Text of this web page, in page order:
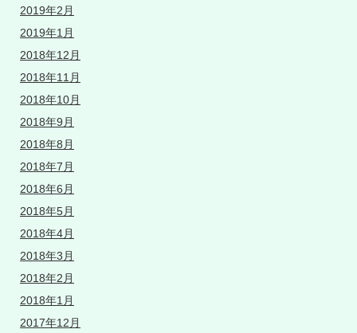
2019年2月
2019年1月
2018年12月
2018年11月
2018年10月
2018年9月
2018年8月
2018年7月
2018年6月
2018年5月
2018年4月
2018年3月
2018年2月
2018年1月
2017年12月